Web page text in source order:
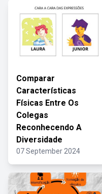
Comparar
Características
Físicas Entre Os
Colegas
Reconhecendo A
Diversidade
07 September 2024